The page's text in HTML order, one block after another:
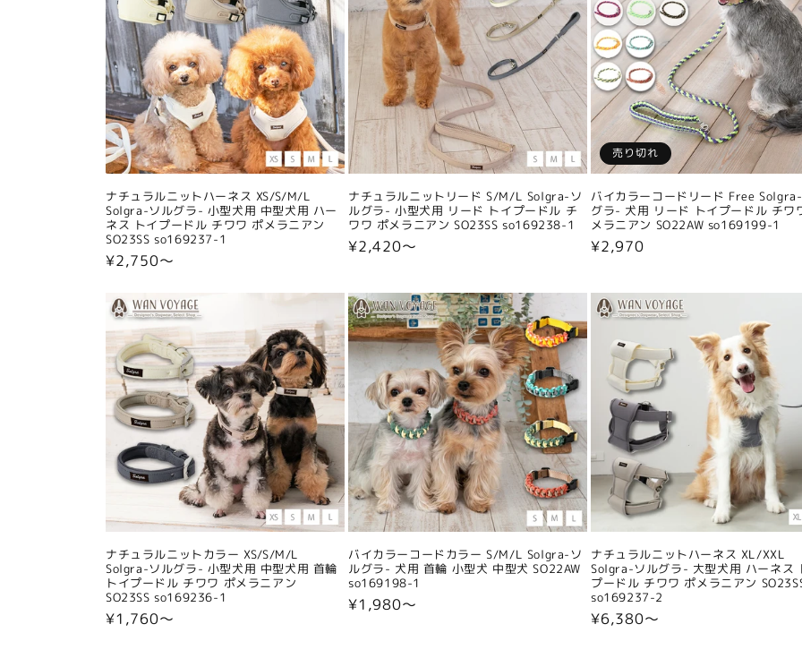
ナチュラルニットハーネス XS/S/M/L
Solgra-ソルグラ- 小型犬用 中型犬用 ハー
ネス トイプードル チワワ ポメラニアン
SO23SS so169237-1
通
価
格
¥2,750〜
ナチュラルニットリード S/M/L Solgra-ソ
ルグラ- 小型犬用 リード トイプードル チ
ワワ ポメラニアン SO23SS so169238-1
通
格
¥2,420〜
売り切れ
バイカラーコードリード Free
グラ- 犬用 リード トイプードル チワ
メラニアン SO22AW so169199-1
通
格
¥2,970
ナチュラルニットカラー XS/S/M/L
Solgra-ソルグラ- 小型犬用 中型犬用 首輪
トイプードル チワワ ポメラニアン
SO23SS so169236-1
通
¥1,760〜
バイカラーコードカラー S/M/L Solgra-ソ
ルグラ- 犬用 首輪 小型犬 中型犬 SO22AW
so169198-1
通
¥1,980〜
ナチュラルニットハーネス XL/XXL
Solgra-ソルグラ- 大型犬用 ハーネス
プードル チワワ ポメラニアン
so169237-2
通
¥6,380〜